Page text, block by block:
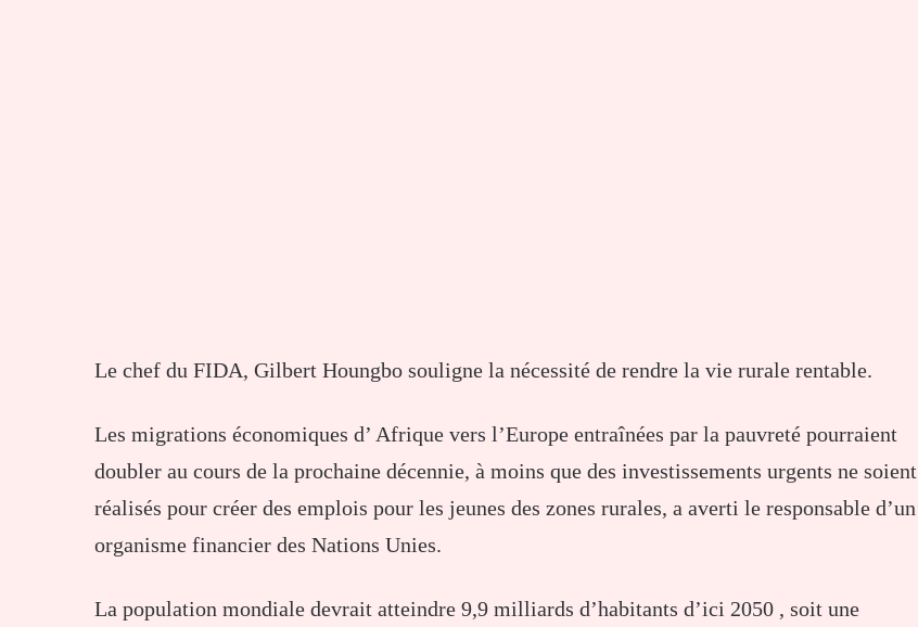
Le chef du FIDA, Gilbert Houngbo souligne la nécessité de rendre la vie rurale rentable.
Les migrations économiques d’ Afrique vers l’Europe entraînées par la pauvreté pourraient
doubler au cours de la prochaine décennie, à moins que des investissements urgents ne soient
réalisés pour créer des emplois pour les jeunes des zones rurales, a averti le responsable d’un
organisme financier des Nations Unies.
La population mondiale devrait atteindre 9,9 milliards d’habitants d’ici 2050 , soit une